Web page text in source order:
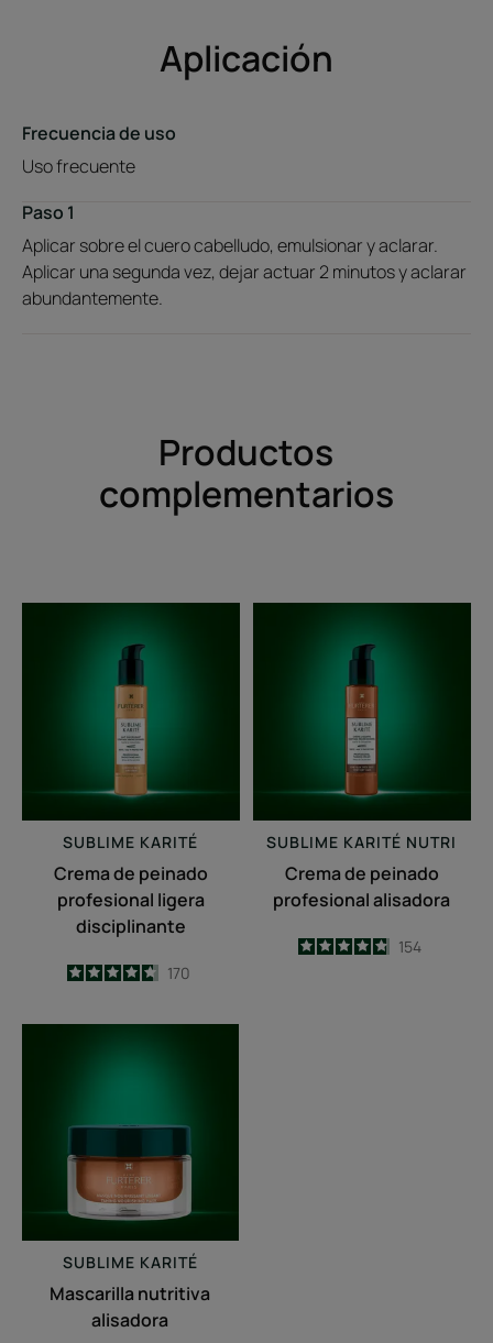
Aplicación
Frecuencia de uso
Uso frecuente
Paso 1
Aplicar sobre el cuero cabelludo, emulsionar y aclarar.
Aplicar una segunda vez, dejar actuar 2 minutos y aclarar
abundantemente.
Productos
complementarios
de
profesional
ligera
disciplinante
SUBLIME KARITÉ
Crema de peinado
profesional ligera
disciplinante
4.7
/
5
170
de
profesional
alisadora
SUBLIME KARITÉ NUTRI
Crema de peinado
profesional alisadora
4.8
/5
154
SUBLIME KARITÉ
Mascarilla nutritiva
alisadora